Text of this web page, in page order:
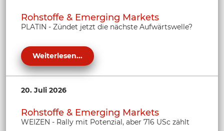
Rohstoffe & Emerging Markets
PLATIN - Zündet jetzt die nächste Aufwärtswelle?
Weiterlesen...
20. Juli 2026
Rohstoffe & Emerging Markets
WEIZEN - Rally mit Potenzial, aber 716 USc zählt